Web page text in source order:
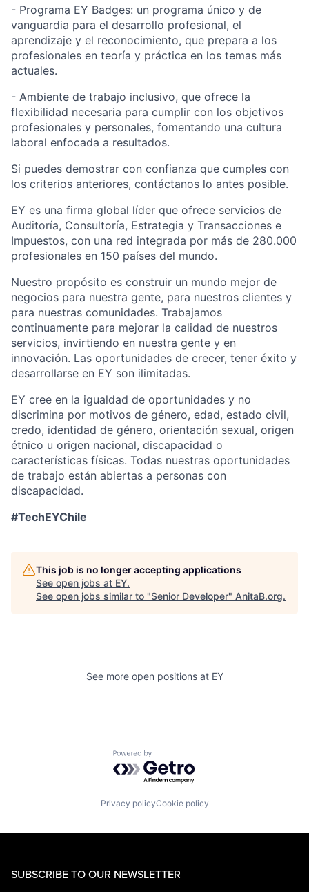
- Programa EY Badges: un programa único y de
vanguardia para el desarrollo profesional, el
aprendizaje y el reconocimiento, que prepara a los
profesionales en teoría y práctica en los temas más
actuales.
- Ambiente de trabajo inclusivo, que ofrece la
flexibilidad necesaria para cumplir con los objetivos
profesionales y personales, fomentando una cultura
laboral enfocada a resultados.
Si puedes demostrar con confianza que cumples con
los criterios anteriores, contáctanos lo antes posible.
EY es una firma global líder que ofrece servicios de
Auditoría, Consultoría, Estrategia y Transacciones e
Impuestos, con una red integrada por más de 280.000
profesionales en 150 países del mundo.
Nuestro propósito es construir un mundo mejor de
negocios para nuestra gente, para nuestros clientes y
para nuestras comunidades. Trabajamos
continuamente para mejorar la calidad de nuestros
servicios, invirtiendo en nuestra gente y en
innovación. Las oportunidades de crecer, tener éxito y
desarrollarse en EY son ilimitadas.
EY cree en la igualdad de oportunidades y no
discrimina por motivos de género, edad, estado civil,
credo, identidad de género, orientación sexual, origen
étnico u origen nacional, discapacidad o
características físicas. Todas nuestras oportunidades
de trabajo están abiertas a personas con
discapacidad.
#TechEYChile
This job is no longer accepting applications
See open jobs at EY.
See open jobs similar to "Senior Developer" AnitaB.org.
See more open positions at EY
Powered by Getro.com
Privacy policyCookie policy
SUBSCRIBE TO OUR NEWSLETTER